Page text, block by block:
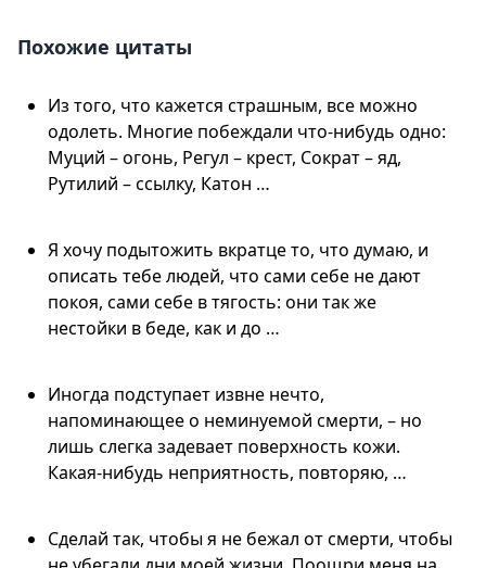
Похожие цитаты
Из того, что кажется страшным, все можно
одолеть. Многие побеждали что-нибудь одно:
Муций – огонь, Регул – крест, Сократ – яд,
Рутилий – ссылку, Катон …
Я хочу подытожить вкратце то, что думаю, и
описать тебе людей, что сами себе не дают
покоя, сами себе в тягость: они так же
нестойки в беде, как и до …
Иногда подступает извне нечто,
напоминающее о неминуемой смерти, – но
лишь слегка задевает поверхность кожи.
Какая-нибудь неприятность, повторяю, …
Сделай так, чтобы я не бежал от смерти, чтобы